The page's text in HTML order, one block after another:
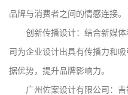
品牌与消费者之间的情感连接。
创新传播设计：结合新媒
司为企业设计出具有传播力和
据优势，提升品牌影响力。
广州佐案设计有限公司：